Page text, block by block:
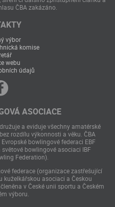
ČBA zakázáno.
výbor
komise
webu
údajů
ASOCIACE
a eviduje všechny amatérské
rozdílu výkonnosti a věku. ČBA
bowlingové federaci EBF
bowlingové asociaci IBF
Federation).
federace (organizace zastřešující
kuželkářskou asociaci a Českou
v České unii sportu a Českém
výboru.